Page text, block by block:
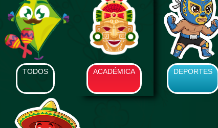
TODOS ACADÉMICA DEPORTES